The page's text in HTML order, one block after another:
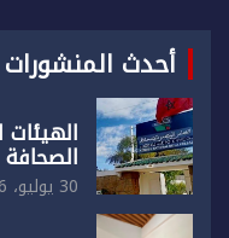
أحدث المنشورات
الهيئات
رفضها
مُعدة
ضيق”
30 يوليو، 2026